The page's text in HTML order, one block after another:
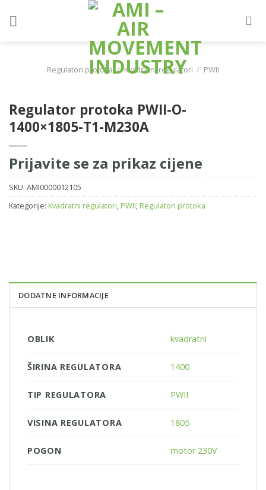
Regulatori protoka / Kvadratni regulatori / PWII
Regulator protoka PWII-O-
1400×1805-T1-M230A
Prijavite se za prikaz cijene
SKU: AMI0000012105
Kategorije: Kvadratni regulatori, PWII, Regulatori protoka
DODATNE INFORMACIJE
OBLIK kvadratni
ŠIRINA REGULATORA 1400
TIP REGULATORA PWII
VISINA REGULATORA 1805
POGON motor 230V